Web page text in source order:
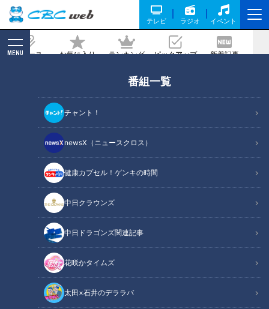
テレビ ラジオ イベント
ニュース お気に入り ランキング ピックアップ 新着記事
MENU
番組一覧
チャント！
newsX（ニュースクロス）
健康カプセル！ゲンキの時間
中日クラウンズ
中日ドラゴンズ関連記事
花咲かタイムズ
太田×石井のデララバ
の痕跡も…伊勢神宮や街を支えた「豊
川」と「清川」の暗渠道から歴史を紐解
記事に戻る